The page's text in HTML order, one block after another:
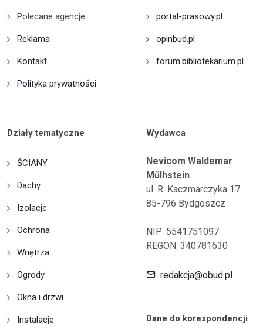
Polecane agencje
Reklama
Kontakt
Polityka prywatności
portal-prasowy.pl
opinbud.pl
forum.bibliotekarium.pl
Działy tematyczne
ŚCIANY
Dachy
Izolacje
Ochrona
Wnętrza
Ogrody
Okna i drzwi
Instalacje
Wydawca
Nevicom Waldemar
Műlhstein
ul. R. Kaczmarczyka 17
85-796 Bydgoszcz
NIP: 5541751097
REGON: 340781630
redakcja@obud.pl
Dane do korespondencji